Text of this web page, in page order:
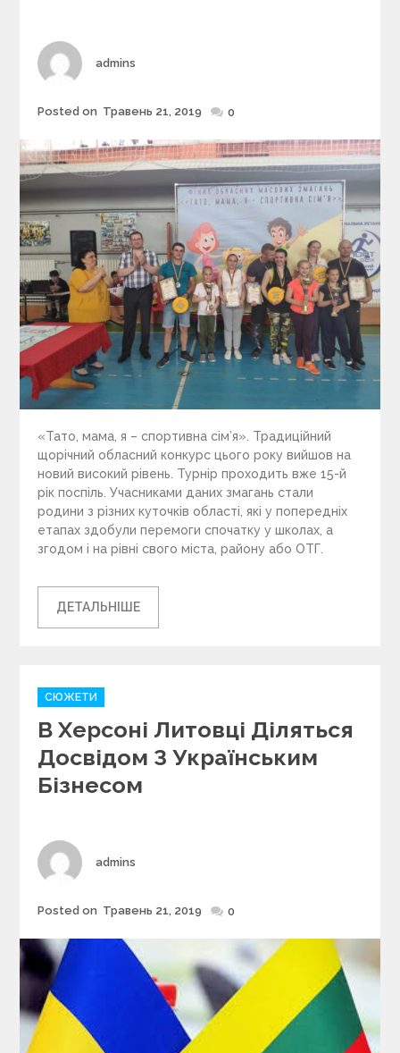
Author
admins
Posted
Posted on Травень 21, 2019 0
«Тато, мама, я – спортивна сім’я». Традиційний
щорічний обласний конкурс цього року вийшов на
новий високий рівень. Турнір проходить вже 15-й
рік поспіль. Учасниками даних змагань стали
родини з різних куточків області, які у попередніх
етапах здобули перемоги спочатку у школах, а
згодом і на рівні свого міста, району або ОТГ.
ДЕТАЛЬНІШЕ
C
a
e
g
o
e
s
СЮЖЕТИ
В Херсоні Литовці Діляться
Досвідом З Українським
Бізнесом
Author
admins
Posted
Posted on Травень 21, 2019 0